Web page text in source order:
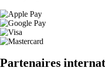
Partenaires